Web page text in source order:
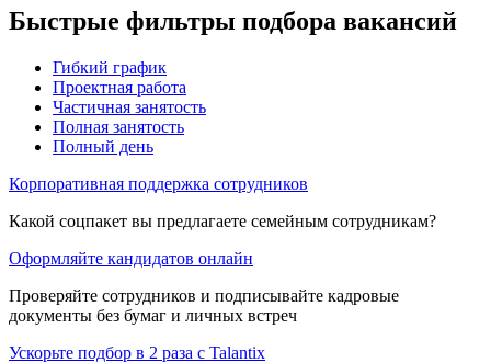
Быстрые фильтры подбора вакансий
Гибкий график
Проектная работа
Частичная занятость
Полная занятость
Полный день
Корпоративная поддержка сотрудников
Какой соцпакет вы предлагаете семейным сотрудникам?
Оформляйте кандидатов онлайн
Проверяйте сотрудников и подписывайте кадровые
документы без бумаг и личных встреч
Ускорьте подбор в 2 раза с Talantix